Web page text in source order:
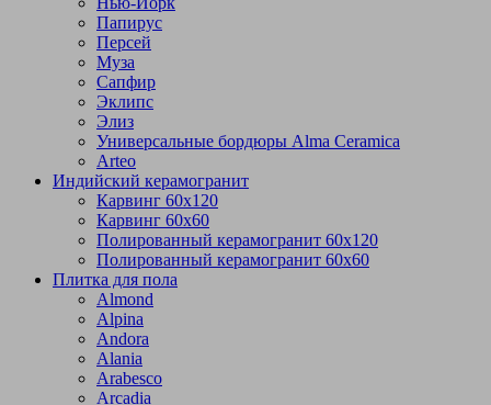
Папирус
Персей
Муза
Сапфир
Эклипс
Элиз
Универсальные бордюры Alma Ceramica
Arteo
Индийский керамогранит
Карвинг 60х120
Карвинг 60х60
Полированный керамогранит 60х120
Полированный керамогранит 60х60
Плитка для пола
Almond
Alpina
Andora
Alania
Arabesco
Arcadia